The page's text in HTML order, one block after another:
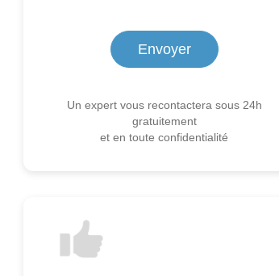
Un expert vous recontactera sous 24h
gratuitement
et en toute confidentialité